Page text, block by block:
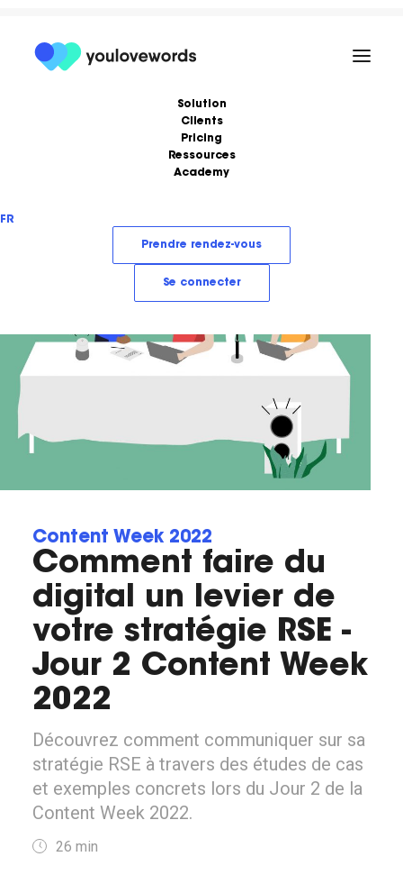
Solution
Clients
Pricing
Ressources
Love Stories
Academy
FR
Prendre rendez-vous
Se connecter
Content Week 2022
Comment faire du
digital un levier de
votre stratégie RSE -
Jour 2 Content Week
2022
Découvrez comment communiquer sur sa
stratégie RSE à travers des études de cas
et exemples concrets lors du Jour 2 de la
Content Week 2022.
26 min